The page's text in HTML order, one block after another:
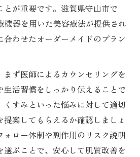
とが重要です。滋賀県守山市で
機器を用いた美容療法が提供され
合わせたオーダーメイドのプラン
ず医師によるカウンセリングを
生活習慣をしっかり伝えることで
くすみといった悩みに対して適切
案してもらえるか確認しましょ
ォロー体制や副作用のリスク説明
選ぶことで、安心して肌質改善を